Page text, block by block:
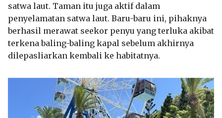
satwa laut. Taman itu juga aktif dalam
penyelamatan satwa laut. Baru-baru ini, pihaknya
berhasil merawat seekor penyu yang terluka akibat
terkena baling-baling kapal sebelum akhirnya
dilepasliarkan kembali ke habitatnya.